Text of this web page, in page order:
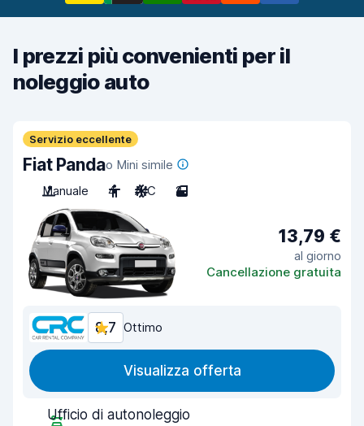
I prezzi più convenienti per il
noleggio auto
Servizio eccellente
Fiat Pandao Mini simile
Manuale
4 A/C 2
13,79 €
al giorno
Cancellazione gratuita
8,7 Ottimo
Visualizza offerta
Ufficio di autonoleggio